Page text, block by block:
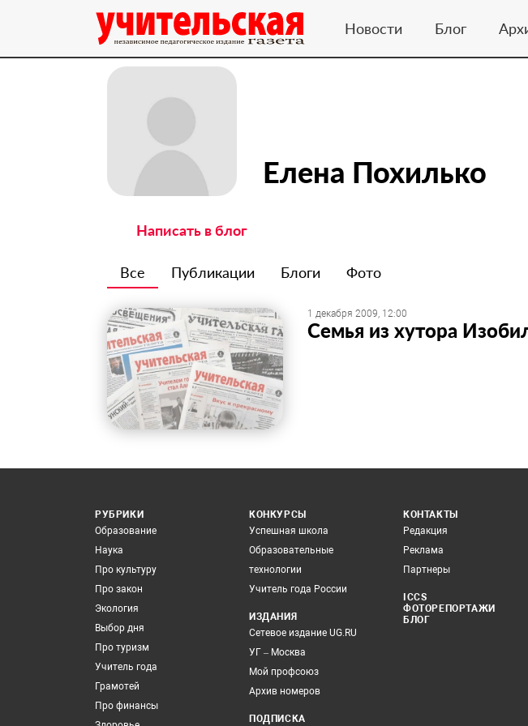
Новости Блог
Елена Похилько
Написать в блог
Все Публикации Блоги Фото
1 декабря 2009, 12:00
Семья из хутора
РУБРИКИ
Образование
Наука
Про культуру
Про закон
Экология
Выбор дня
Про туризм
Учитель года
Грамотей
Про финансы
КОНКУРСЫ
Успешная школа
Образовательные
технологии
Учитель года России
ИЗДАНИЯ
Сетевое издание UG.RU
УГ – Москва
Мой профсоюз
Архив номеров
ПОДПИСКА
КОНТАКТЫ
Редакция
Реклама
Партнеры
ICCS
ФОТОРЕПОРТАЖИ
БЛОГ